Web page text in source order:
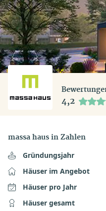
4,2
massa haus in Zahlen
Gründungsjahr
Häuser im Angebot
Häuser pro Jahr
Häuser gesamt